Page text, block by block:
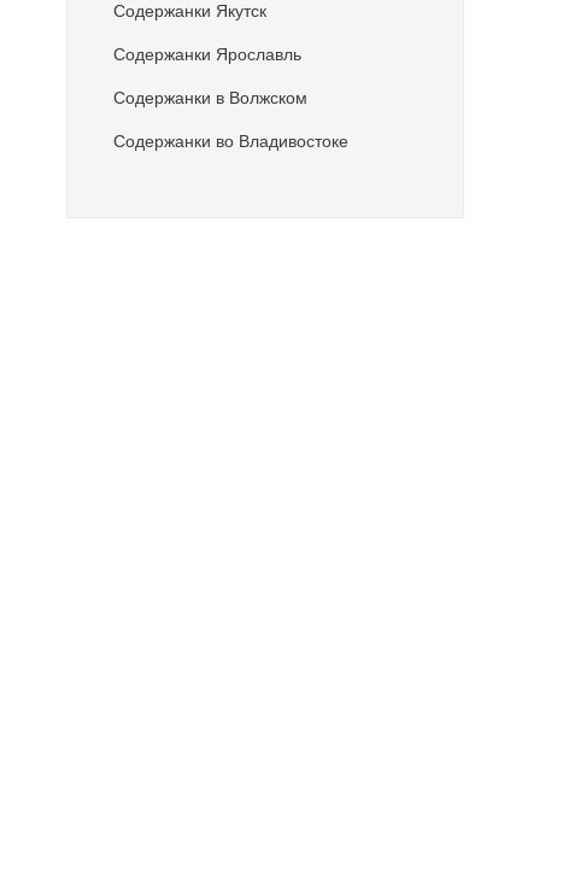
Содержанки Якутск
Содержанки Ярославль
Содержанки в Волжском
Содержанки во Владивостоке